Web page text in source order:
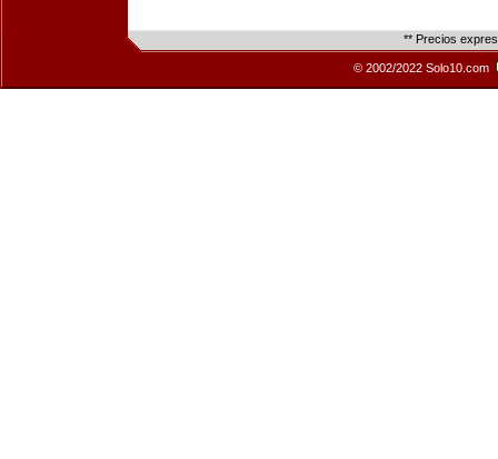
** Precios
© 2002/2022 Solo10.com